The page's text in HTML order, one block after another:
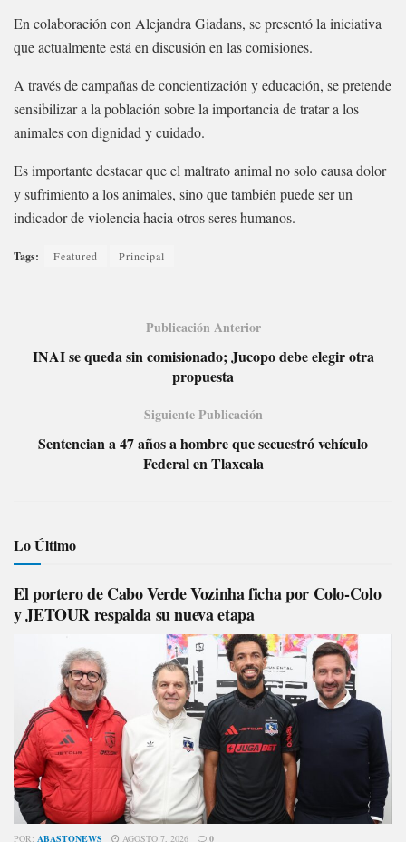
En colaboración con Alejandra Giadans, se presentó la iniciativa
que actualmente está en discusión en las comisiones.
A través de campañas de concientización y educación, se pretende
sensibilizar a la población sobre la importancia de tratar a los
animales con dignidad y cuidado.
Es importante destacar que el maltrato animal no solo causa dolor
y sufrimiento a los animales, sino que también puede ser un
indicador de violencia hacia otros seres humanos.
Tags: Featured Principal
Publicación Anterior
INAI se queda sin comisionado; Jucopo debe elegir otra
propuesta
Siguiente Publicación
Sentencian a 47 años a hombre que secuestró vehículo
Federal en Tlaxcala
Lo Último
El portero de Cabo Verde Vozinha ficha por Colo-Colo
y JETOUR respalda su nueva etapa
POR: ABASTONEWS AGOSTO 7, 2026 0